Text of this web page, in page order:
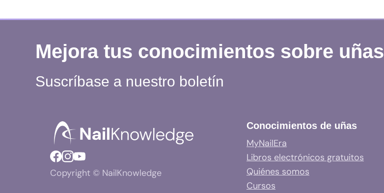
Mejora tus conocimientos sobre uñas
Suscríbase a nuestro boletín
Copyright © NailKnowledge
Conocimientos de uñas
MyNailEra
Libros electrónicos gratuitos
Quiénes somos
Cursos